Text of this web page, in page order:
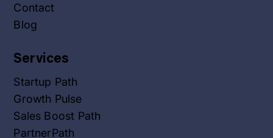
Services
Startup Path
Growth Pulse
Sales Boost Path
PartnerPath
Contact
Blog